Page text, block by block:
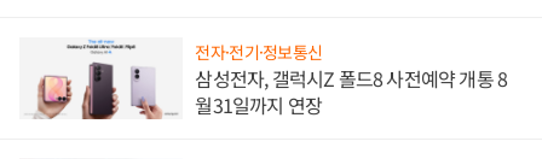
전자·전기·정보통신
삼성전자, 갤럭시Z 폴드8 사전예약 개통 8
월31일까지 연장